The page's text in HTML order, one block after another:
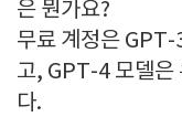
은 뭔가요?
무료 계정은 GPT-
고, GPT-4 모델은
다.